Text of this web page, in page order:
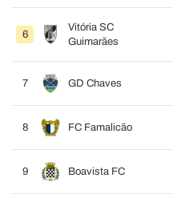
6
Vitória SC
Guimarães
7 GD Chaves
8 FC Famalicão
9 Boavista FC